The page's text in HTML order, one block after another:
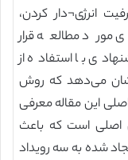
انرژی¬دار کردن،
مورد مطالعه قرار
با استفاده از
نشان می‌دهد که روش
این مقاله معرفی
اصلی است که باعث
شده به سه رویداد